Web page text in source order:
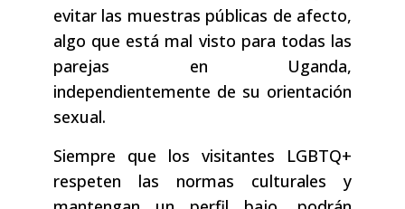
evitar las muestras públicas de afecto,
algo que está mal visto para todas las
parejas en Uganda,
independientemente de su orientación
sexual.
Siempre que los visitantes LGBTQ+
respeten las normas culturales y